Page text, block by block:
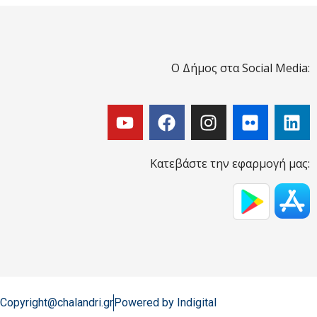
Ο Δήμος στα Social Media:
Κατεβάστε την εφαρμογή μας:
Copyright@chalandri.grPowered by Indigital